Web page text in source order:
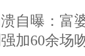
自曝：富
加60余场